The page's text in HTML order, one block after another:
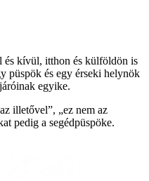
és kívül, itthon és külföldön is
püspök és egy érseki helynök
egyike.
illetővel”, „ez nem az
pedig a segédpüspöke.